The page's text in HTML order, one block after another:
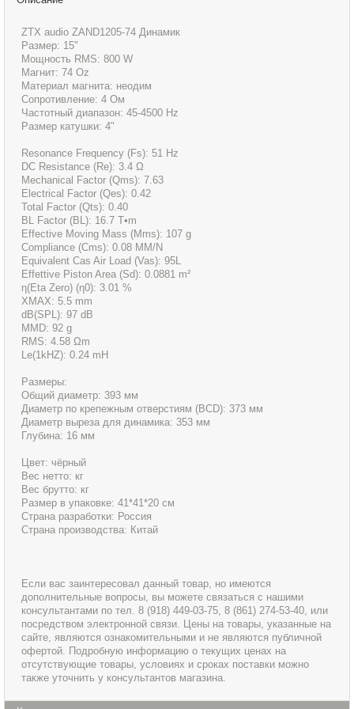
ZTX audio ZAND1205-74 Динамик
Размер: 15"
Мощность RMS: 800 W
Магнит: 74 Oz
Материал магнита: неодим
Сопротивление: 4 Ом
Частотный диапазон: 45-4500 Hz
Размер катушки: 4"
Resonance Frequency (Fs): 51 Hz
DC Resistance (Re): 3.4 Ω
Mechanical Factor (Qms): 7.63
Electrical Factor (Qes): 0.42
Total Factor (Qts): 0.40
BL Factor (BL): 16.7 T•m
Effective Moving Mass (Mms): 107 g
Compliance (Cms): 0.08 MM/N
Equivalent Cas Air Load (Vas): 95L
Effettive Piston Area (Sd): 0.0881 m²
η(Eta Zero) (η0): 3.01 %
ΧΜΑΧ: 5.5 mm
dB(SPL): 97 dB
MMD: 92 g
RMS: 4.58 Ωm
Le(1kHZ): 0.24 mH
Размеры:
Общий диаметр: 393 мм
Диаметр по крепежным отверстиям (BCD): 373 мм
Диаметр выреза для динамика: 353 мм
Глубина: 16 мм
Цвет: чёрный
Вес нетто: кг
Вес брутто: кг
Размер в упаковке: 41*41*20 см
Страна разработки: Россия
Страна производства: Китай
Если вас заинтересовал данный товар, но имеются
дополнительные вопросы, вы можете связаться с нашими
консультантами по тел. 8 (918) 449-03-75, 8 (861) 274-53-40, или
посредством электронной связи. Цены на товары, указанные на
сайте, являются ознакомительными и не являются публичной
офертой. Подробную информацию о текущих ценах на
отсутствующие товары, условиях и сроках поставки можно
также уточнить у консультантов магазина.